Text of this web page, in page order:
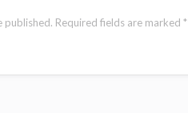
published. Required fields are marked *